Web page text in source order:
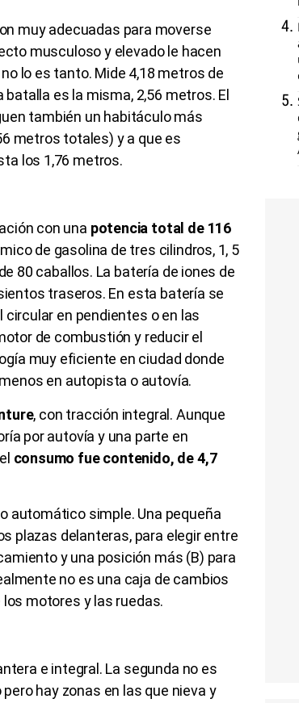
muy adecuadas para moverse
musculoso y elevado le hacen
lo es tanto. Mide 4,18 metros de
es la misma, 2,56 metros. El
también un habitáculo más
metros totales) y a que es
los 1,76 metros.
con una potencia total de 116
de gasolina de tres cilindros, 1, 5
80 caballos. La batería de iones de
traseros. En esta batería se
en pendientes o en las
de combustión y reducir el
muy eficiente en ciudad donde
en autopista o autovía.
, con tracción integral. Aunque
por autovía y una parte en
consumo fue contenido, de 4,7
automático simple. Una pequeña
plazas delanteras, para elegir entre
y una posición más (B) para
no es una caja de cambios
motores y las ruedas.
e integral. La segunda no es
hay zonas en las que nieva y